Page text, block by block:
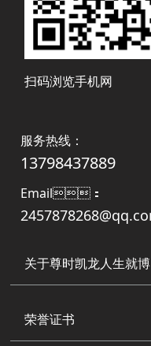
扫码浏览手机网
服务热线：
13798437889
Email：
关于尊时凯龙人生就博
荣誉证书